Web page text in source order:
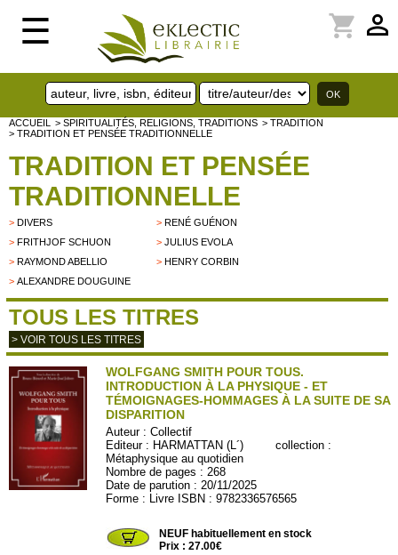
☰ perm_identity
shopping_cart
ACCUEIL > SPIRITUALITÉS, RELIGIONS, TRADITIONS > TRADITION
> TRADITION ET PENSÉE TRADITIONNELLE
TRADITION ET PENSÉE
TRADITIONNELLE
> DIVERS >RENÉ GUÉNON
> FRITHJOF SCHUON >JULIUS EVOLA
> RAYMOND ABELLIO >HENRY CORBIN
> ALEXANDRE DOUGUINE
TOUS LES TITRES
> VOIR TOUS LES TITRES
WOLFGANG SMITH POUR TOUS.
INTRODUCTION À LA PHYSIQUE - ET
TÉMOIGNAGES-HOMMAGES À LA SUITE DE SA
DISPARITION
Auteur :Collectif
Editeur : HARMATTAN (L´) collection :
Métaphysique au quotidien
Nombre de pages : 268
Date de parution : 20/11/2025
Forme : Livre ISBN : 9782336576565
NEUF habituellement en stock
Prix : 27.00€